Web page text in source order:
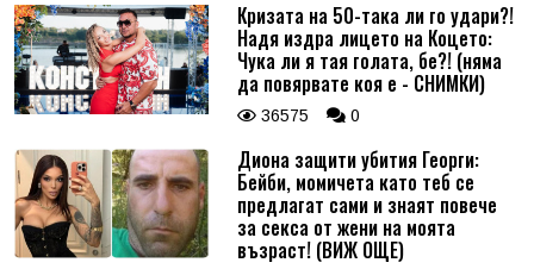
Кризата на 50-така ли го удари?!
Надя издра лицето на Коцето:
Чука ли я тая голата, бе?! (няма
да повярвате коя е - СНИМКИ)
36575 0
Диона защити убития Георги:
Бейби, момичета като теб се
предлагат сами и знаят повече
за секса от жени на моята
възраст! (ВИЖ ОЩЕ)